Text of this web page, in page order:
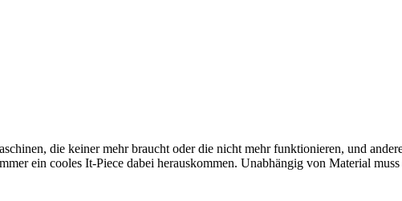
die keiner mehr braucht oder die nicht mehr funktionieren, und
ein cooles It-Piece dabei herauskommen. Unabhängig von Material